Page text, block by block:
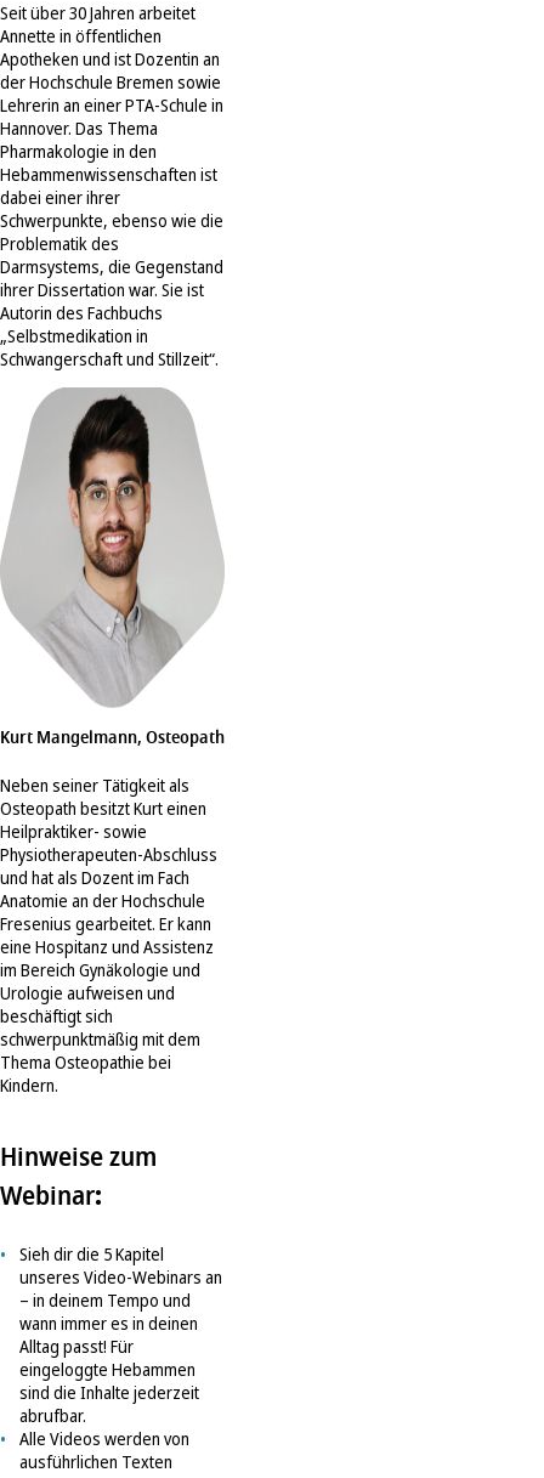
Seit über 30 Jahren arbeitet
Annette in öffentlichen
Apotheken und ist Dozentin an
der Hochschule Bremen sowie
Lehrerin an einer PTA-Schule in
Hannover. Das Thema
Pharmakologie in den
Hebammenwissenschaften ist
dabei einer ihrer
Schwerpunkte, ebenso wie die
Problematik des
Darmsystems, die Gegenstand
ihrer Dissertation war. Sie ist
Autorin des Fachbuchs
„Selbstmedikation in
Schwangerschaft und Stillzeit“.
Kurt Mangelmann, Osteopath
Neben seiner Tätigkeit als
Osteopath besitzt Kurt einen
Heilpraktiker- sowie
Physiotherapeuten-Abschluss
und hat als Dozent im Fach
Anatomie an der Hochschule
Fresenius gearbeitet. Er kann
eine Hospitanz und Assistenz
im Bereich Gynäkologie und
Urologie aufweisen und
beschäftigt sich
schwerpunktmäßig mit dem
Thema Osteopathie bei
Kindern.
Hinweise zum
Webinar:
Sieh dir die 5 Kapitel
unseres Video-Webinars an
– in deinem Tempo und
wann immer es in deinen
Alltag passt! Für
eingeloggte Hebammen
sind die Inhalte jederzeit
abrufbar.
Alle Videos werden von
ausführlichen Texten